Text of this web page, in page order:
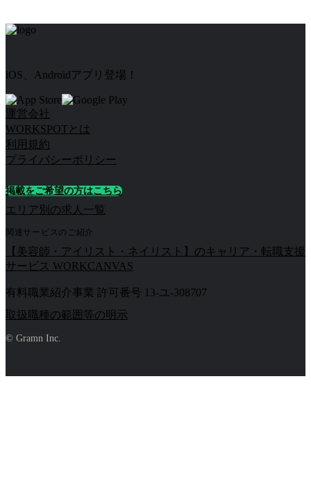
iOS、Androidアプリ登場！
運営会社
WORKSPOTとは
利用規約
プライバシーポリシー
掲載をご希望の方はこちら
エリア別の求人一覧
関連サービスのご紹介
【美容師・アイリスト・ネイリスト】のキャリア・転職支援
サービス WORKCANVAS
有料職業紹介事業 許可番号 13-ユ-308707
取扱職種の範囲等の明示
© Gramn Inc.